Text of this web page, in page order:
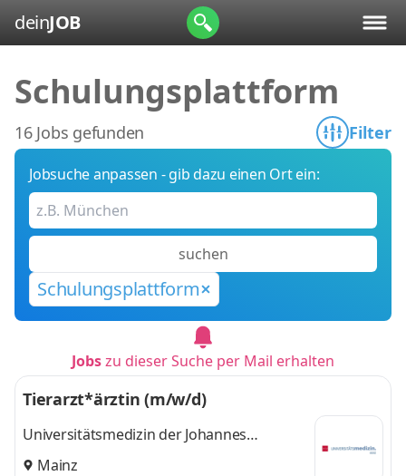
deinJOB
Schulungsplattform
16 Jobs gefunden Filter
Jobsuche anpassen - gib dazu einen Ort ein:
suchen
Schulungsplattform
Jobszu dieser Suche per Mail erhalten
Tierarzt*ärztin (m/w/d)
Universitätsmedizin der Johannes
Gutenberg-Universität Mainz
Mainz